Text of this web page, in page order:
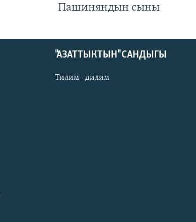
Пашиняндын сыны
"АЗАТТЫКТЫН" САНДЫГЫ
Тилим - дилим